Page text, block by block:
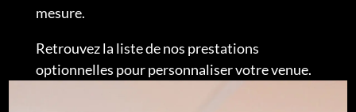
mesure.
Retrouvez la liste de nos prestations
optionnelles pour personnaliser votre venue.